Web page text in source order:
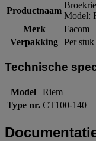
Productnaam
Model:
Merk
Facom
Verpakking Per stuk
Technische
Model
Riem
Type nr. CT100-140